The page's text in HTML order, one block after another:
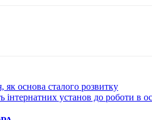
як основа сталого розвитку
інтернатних установ до роботи в